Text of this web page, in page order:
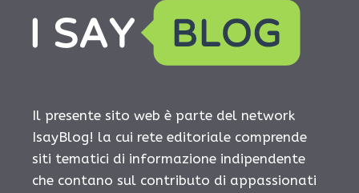
Il presente sito web è parte del network
IsayBlog! la cui rete editoriale comprende
siti tematici di informazione indipendente
che contano sul contributo di appassionati